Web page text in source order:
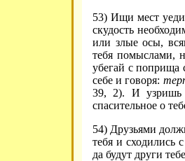
53) Ищи мест
скудость
или злые осы,
тебя помыслами,
убегай с поприща
себе и говоря:
39, 2). И узришь
спасительное о
54) Друзьями
тебя и сходились
да будут други